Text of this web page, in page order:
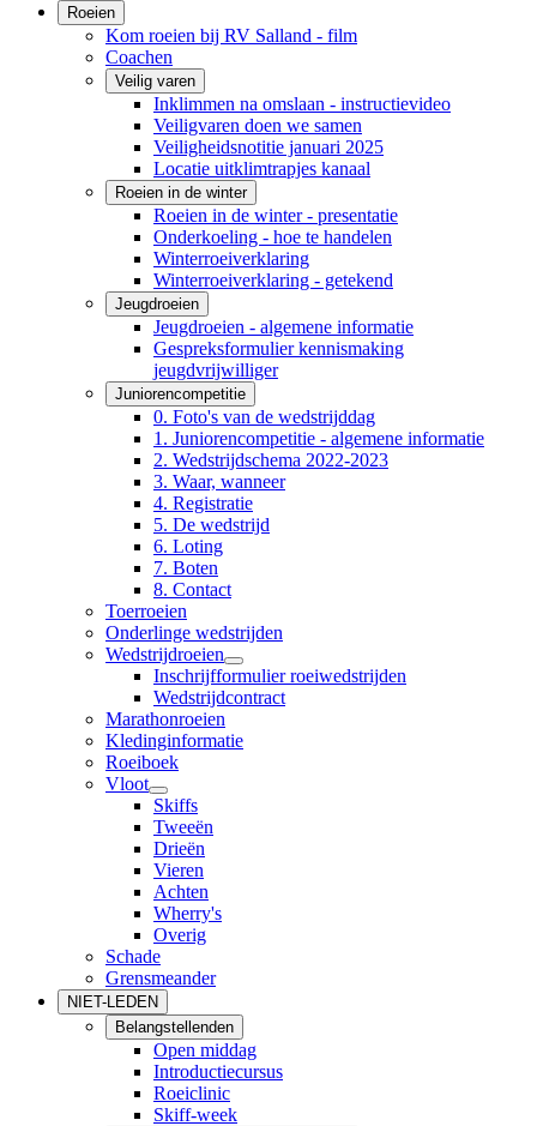
Roeien
Kom roeien bij RV Salland - film
Coachen
Veilig varen
Inklimmen na omslaan - instructievideo
Veiligvaren doen we samen
Veiligheidsnotitie januari 2025
Locatie uitklimtrapjes kanaal
Roeien in de winter
Roeien in de winter - presentatie
Onderkoeling - hoe te handelen
Winterroeiverklaring
Winterroeiverklaring - getekend
Jeugdroeien
Jeugdroeien - algemene informatie
Gespreksformulier kennismaking
jeugdvrijwilliger
Juniorencompetitie
0. Foto's van de wedstrijddag
1. Juniorencompetitie - algemene informatie
2. Wedstrijdschema 2022-2023
3. Waar, wanneer
4. Registratie
5. De wedstrijd
6. Loting
7. Boten
8. Contact
Toerroeien
Onderlinge wedstrijden
Wedstrijdroeien
Inschrijfformulier roeiwedstrijden
Wedstrijdcontract
Marathonroeien
Kledinginformatie
Roeiboek
Vloot
Skiffs
Tweeën
Drieën
Vieren
Achten
Wherry's
Overig
Schade
Grensmeander
NIET-LEDEN
Belangstellenden
Open middag
Introductiecursus
Roeiclinic
Skiff-week